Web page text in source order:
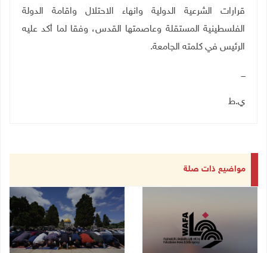
قرارات الشرعية الدولية وانهاء الاحتلال واقامة الدولة
الفلسطينية المستقلة وعاصمتها القدس، وفقا لما أكد عليه
الرئيس في كلمته الجامعة.
ـــ
ي.ط
مواضيع ذات صلة